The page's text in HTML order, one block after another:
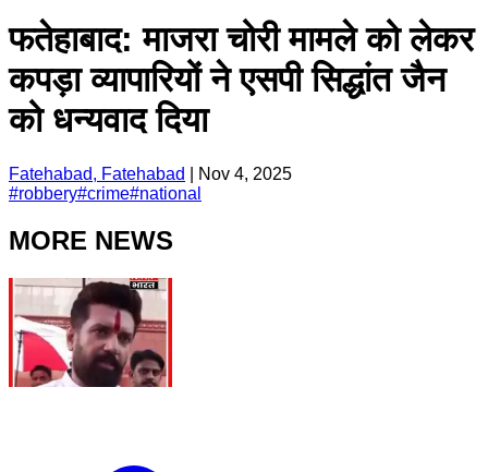
फतेहाबाद: माजरा चोरी मामले को लेकर
कपड़ा व्यापारियों ने एसपी सिद्धांत जैन
को धन्यवाद दिया
Fatehabad, Fatehabad
Nov 4, 2025
#robbery#crime#national
MORE NEWS